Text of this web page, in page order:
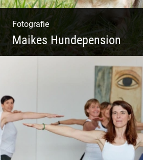
Fotografie
Maikes Hundepension
Tierisch lebendiges Shooting